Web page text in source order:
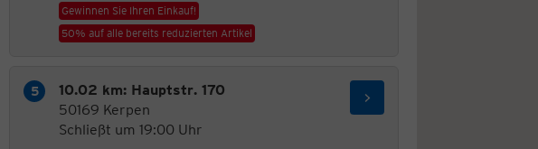
Gewinnen Sie Ihren Einkauf!
50% auf alle bereits reduzierten Artikel
10.02 km: Hauptstr. 170
50169 Kerpen
Schließt um 19:00 Uhr